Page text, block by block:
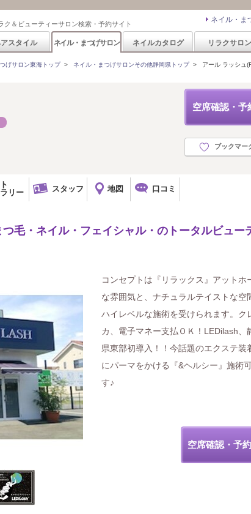
ク＆ビューティーサロン検索・予約サイト ネイル・ま
スタイル ネイル・まつげサロン ネイルカタログ リラクサロン
げサロン東海トップ> ネイル・まつげサロンその他静岡県トップ> アール ラッシュ
空席確認・予
ブックマー
リー
スタッフ 地図 口コミ
毛・ネイル・フェイシャル・のトータルビュー
コンセプトは『リラックス』アットホ
な雰囲気と、ナチュラルテイストな空
ハイレベルな施術を受けられます。ク
カ、電子マネー支払ＯＫ！LEDilash、
県東部初導入！！今話題のエクステ装
にパーマをかける『&ヘルシー』施術
す♪
空席確認・予